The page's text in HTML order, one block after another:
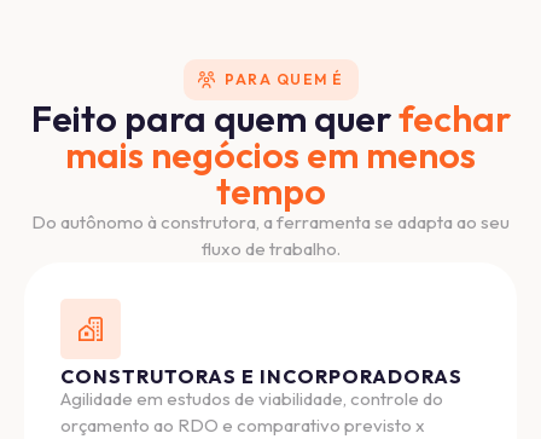
PARA QUEM É
Feito para quem querfechar
mais negócios em menos
tempo
Do autônomo à construtora, a ferramenta se adapta ao seu
fluxo de trabalho.
CONSTRUTORAS E INCORPORADORAS
Agilidade em estudos de viabilidade, controle do
orçamento ao RDO e comparativo previsto x